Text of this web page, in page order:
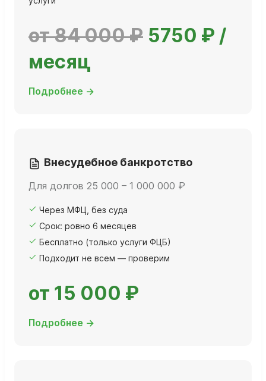
от 84 000 ₽ 5750 ₽ /
месяц
Подробнее →
Внесудебное банкротство
Для долгов 25 000 – 1 000 000 ₽
Через МФЦ, без суда
Срок: ровно 6 месяцев
Бесплатно (только услуги ФЦБ)
Подходит не всем — проверим
от 15 000 ₽
Подробнее →